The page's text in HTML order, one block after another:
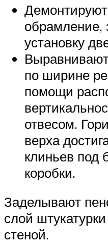
обрамление,
установку
по ширине
помощи
отвесом.
верха
клиньев под
коробки.
Заделывают
слой
стеной.